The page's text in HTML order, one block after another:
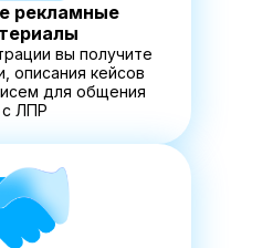
рекламные
вы получите
описания кейсов
для общения
с ЛПР